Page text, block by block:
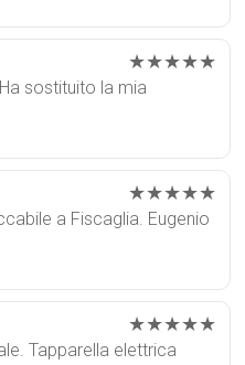
★★★★★
sostituito la mia
★★★★★
a Fiscaglia. Eugenio
★★★★★
Tapparella elettrica